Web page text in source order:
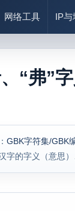
网络工具 IP与
“弗”
GBK字符集/GBK
字的字义（意思